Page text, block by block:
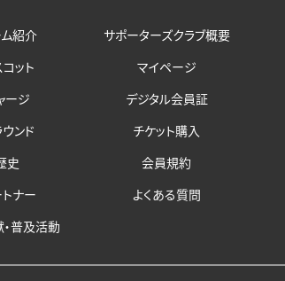
紹介
ット
ージ
ウンド
史
ナー
普及活動
サポーターズクラブ概要
マイページ
デジタル会員証
チケット購入
会員規約
よくある質問